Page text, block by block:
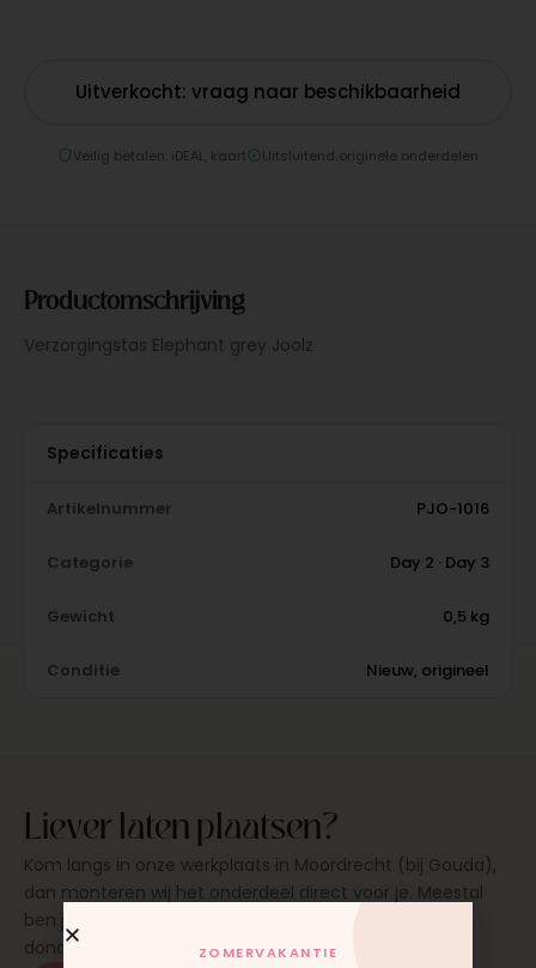
Uitverkocht: vraag naar beschikbaarheid
Veilig betalen: iDEAL, kaart Uitsluitend originele onderdelen
Productomschrijving
Verzorgingstas Elephant grey Joolz
Specificaties
Artikelnummer PJO-1016
Categorie Day 2 · Day 3
Gewicht 0,5 kg
Conditie Nieuw, origineel
Liever laten plaatsen?
Kom langs in onze werkplaats in Moordrecht (bij Gouda),
dan monteren wij het onderdeel direct voor je. Meestal
ben je binnen 15 tot 20 minuten weer buiten. Op
donderdag en zaterdag, op afspraak.
ZOMERVAKANTIE